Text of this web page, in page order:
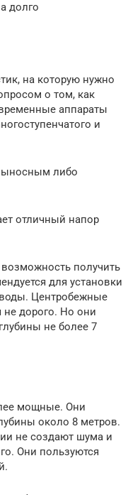
долго
на которую нужно
о том, как
аппараты
и
либо
отличный напор
получить
для установки
воды. Центробежные
не дорого. Но они
не более 7
мощные. Они
около 8 метров.
не создают шума и
Они пользуются